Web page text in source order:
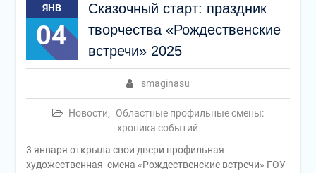
ЯНВ
04
Сказочный старт: праздник
творчества «Рождественские
встречи» 2025
smaginasu
Новости,
Областные профильные смены:
хроника событий
3 января открыла свои двери профильная
художественная смена «Рождественские встречи» ГОУ